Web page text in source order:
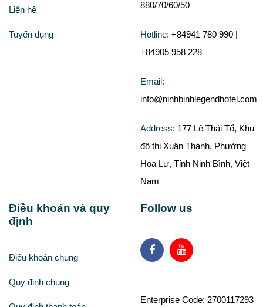
Liên hệ
Tuyển dụng
880/70/60/50
Hotline: +84941 780 990 |
+84905 958 228
Email:
info@ninhbinhlegendhotel.com
Address: 177 Lê Thái Tổ, Khu
đô thị Xuân Thành, Phường
Hoa Lư, Tỉnh Ninh Bình, Việt
Nam
Điều khoản và quy
định
Điểu khoản chung
Quy định chung
Follow us
Enterprise Code: 2700117293